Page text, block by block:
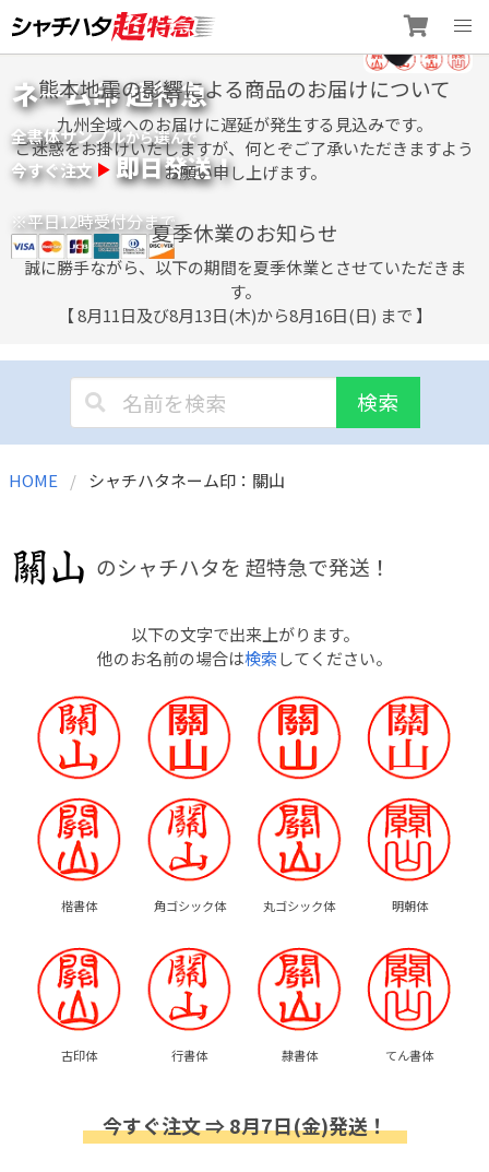
to
content
ネーム印 超特急
全書体サンプルから選んで
今すぐ注文 即日発送！
※平日12時受付分まで
熊本地震の影響による商品のお届けについて
九州全域へのお届けに遅延が発生する見込みです。
ご迷惑をお掛けいたしますが、何とぞご了承いただきますよう
お願い申し上げます。
夏季休業のお知らせ
誠に勝手ながら、以下の期間を夏季休業とさせていただきま
す。
【 8月11日及び8月13日(木)から8月16日(日) まで 】
検索
HOME シャチハタネーム印：關山
のシャチハタを 超特急で発送！
以下の文字で出来上がります。
他のお名前の場合は検索してください。
楷書体 角ゴシック体 丸ゴシック体 明朝体
古印体 行書体 隷書体 てん書体
今すぐ注文 ⇒ 8月7日(金)発送！